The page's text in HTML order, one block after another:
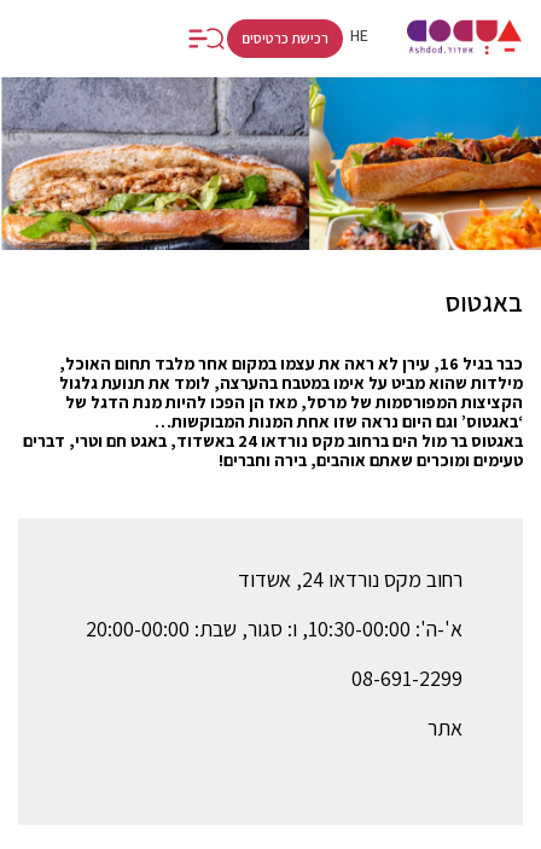
HE
RU
רכישת כרטיסים
באגטוס
כבר בגיל 16, עירן לא ראה את עצמו במקום אחר מלבד תחום האוכל,
מילדות שהוא מביט על אימו במטבח בהערצה, לומד את תנועת גלגול
הקציצות המפורסמות של מרסל, מאז הן הפכו להיות מנת הדגל של
‘באגטוס’ וגם היום נראה שזו אחת המנות המבוקשות…
באגטוס בר מול הים ברחוב מקס נורדאו 24 באשדוד, באגט חם וטרי, דברים
טעימים ומוכרים שאתם אוהבים, בירה וחברים!
רחוב מקס נורדאו 24, אשדוד
א'-ה': 10:30-00:00, ו: סגור, שבת: 20:00-00:00
08-691-2299
אתר